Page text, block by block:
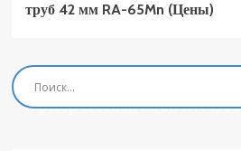
труб 42 мм RA-65Mn (Цены)
Фрезеры
Фрезер сетевой MAKITA